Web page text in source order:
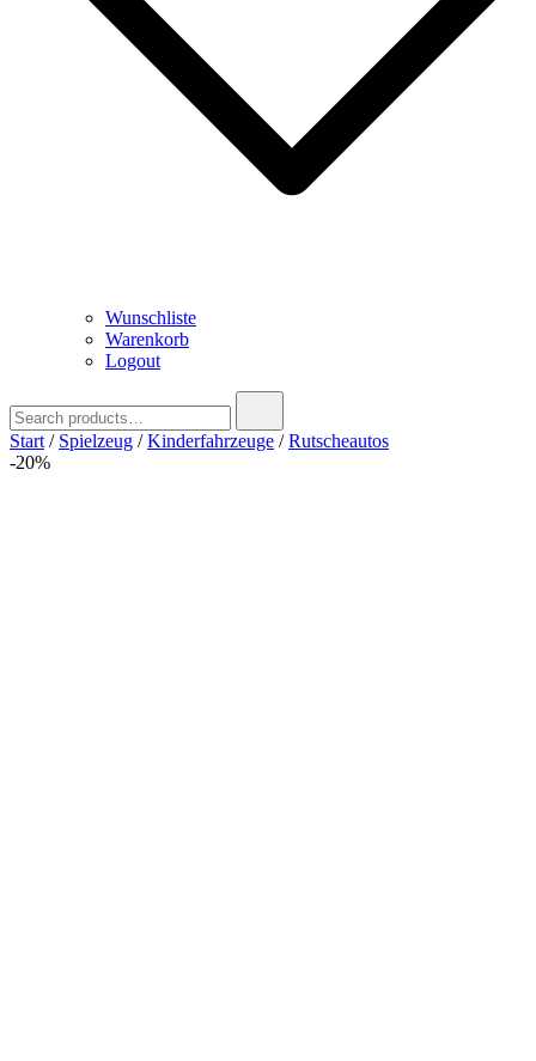
Wunschliste
Warenkorb
Logout
for:
Start / Spielzeug /Kinderfahrzeuge /Rutscheautos
-20%